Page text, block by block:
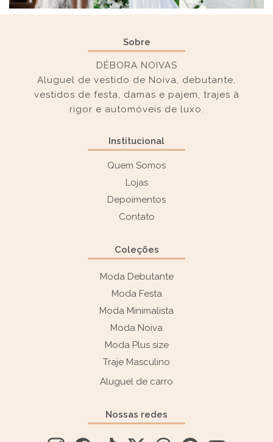
Sobre
DÉBORA NOIVAS
Aluguel de vestido de Noiva, debutante,
vestidos de festa, damas e pajem, trajes à
rigor e automóveis de luxo.
Institucional
Quem Somos
Lojas
Depoimentos
Contato
Coleções
Moda Debutante
Moda Festa
Moda Minimalista
Moda Noiva
Moda Plus size
Traje Masculino
Aluguel de carro
Nossas redes